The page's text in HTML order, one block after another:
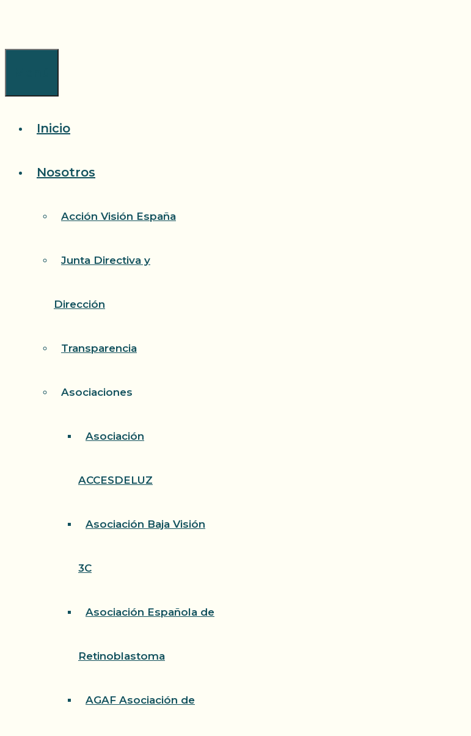
Inicio
Nosotros
Acción Visión España
Junta Directiva y
Dirección
Transparencia
Asociaciones
Asociación
ACCESDELUZ
Asociación Baja Visión
3C
Asociación Española de
Retinoblastoma
AGAF Asociación de